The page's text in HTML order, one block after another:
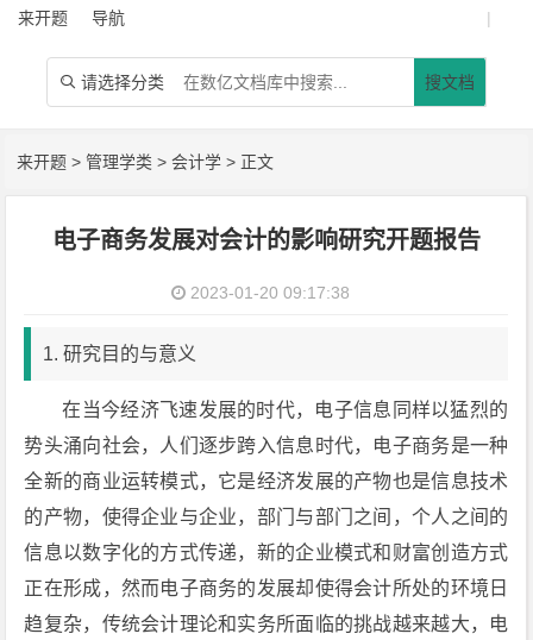
来开题 导航 |
 请选择分类 搜文档
来开题 >管理学类 >会计学 > 正文
电子商务发展对会计的影响研究开题报告
2023-01-20 09:17:38
1. 研究目的与意义
在当今经济飞速发展的时代，电子信息同样以猛烈的
势头涌向社会，人们逐步跨入信息时代，电子商务是一种
全新的商业运转模式，它是经济发展的产物也是信息技术
的产物，使得企业与企业，部门与部门之间，个人之间的
信息以数字化的方式传递，新的企业模式和财富创造方式
正在形成，然而电子商务的发展却使得会计所处的环境日
趋复杂，传统会计理论和实务所面临的挑战越来越大，电